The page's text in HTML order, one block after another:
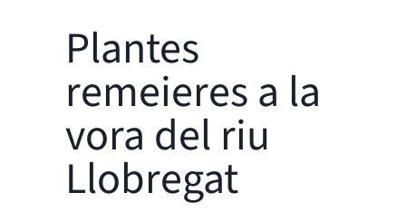
Plantes
remeieres a la
vora del riu
Llobregat